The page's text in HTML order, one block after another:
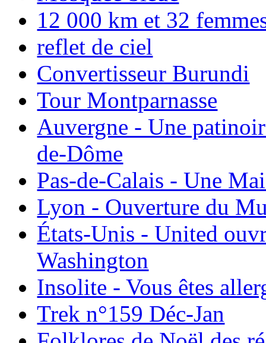
12 000 km et 32
reflet de ciel
Convertisseur Burundi
Tour Montparnasse
Auvergne - Une
de-Dôme
Pas-de-Calais - Une
Lyon - Ouverture du
États-Unis - United
Washington
Insolite - Vous êtes
Trek n°159 Déc-Jan